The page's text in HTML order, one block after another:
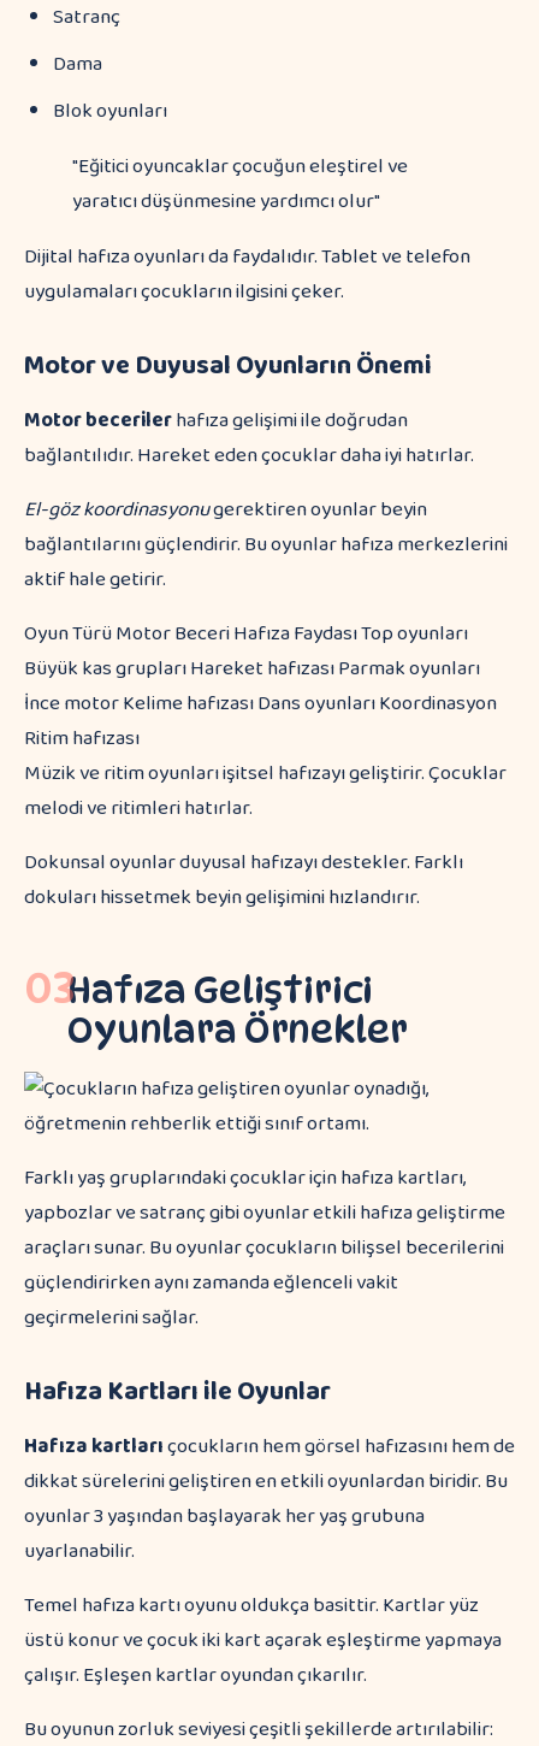
Satranç
Dama
Blok oyunları
"Eğitici oyuncaklar çocuğun eleştirel ve
yaratıcı düşünmesine yardımcı olur"
Dijital hafıza oyunları da faydalıdır. Tablet ve telefon
uygulamaları çocukların ilgisini çeker.
Motor ve Duyusal Oyunların Önemi
Motor becerilerhafıza gelişimi ile doğrudan
bağlantılıdır. Hareket eden çocuklar daha iyi hatırlar.
El-göz koordinasyonugerektiren oyunlar beyin
bağlantılarını güçlendirir. Bu oyunlar hafıza merkezlerini
aktif hale getirir.
Oyun Türü Motor Beceri Hafıza Faydası Top oyunları
Büyük kas grupları Hareket hafızası Parmak oyunları
İnce motor Kelime hafızası Dans oyunları Koordinasyon
Ritim hafızası
Müzik ve ritim oyunları işitsel hafızayı geliştirir. Çocuklar
melodi ve ritimleri hatırlar.
Dokunsal oyunlar duyusal hafızayı destekler. Farklı
dokuları hissetmek beyin gelişimini hızlandırır.
03Hafıza Geliştirici
Oyunlara Örnekler
Farklı yaş gruplarındaki çocuklar için hafıza kartları,
yapbozlar ve satranç gibi oyunlar etkili hafıza geliştirme
araçları sunar. Bu oyunlar çocukların bilişsel becerilerini
güçlendirirken aynı zamanda eğlenceli vakit
geçirmelerini sağlar.
Hafıza Kartları ile Oyunlar
Hafıza kartlarıçocukların hem görsel hafızasını hem de
dikkat sürelerini geliştiren en etkili oyunlardan biridir. Bu
oyunlar 3 yaşından başlayarak her yaş grubuna
uyarlanabilir.
Temel hafıza kartı oyunu oldukça basittir. Kartlar yüz
üstü konur ve çocuk iki kart açarak eşleştirme yapmaya
çalışır. Eşleşen kartlar oyundan çıkarılır.
Bu oyunun zorluk seviyesi çeşitli şekillerde artırılabilir: